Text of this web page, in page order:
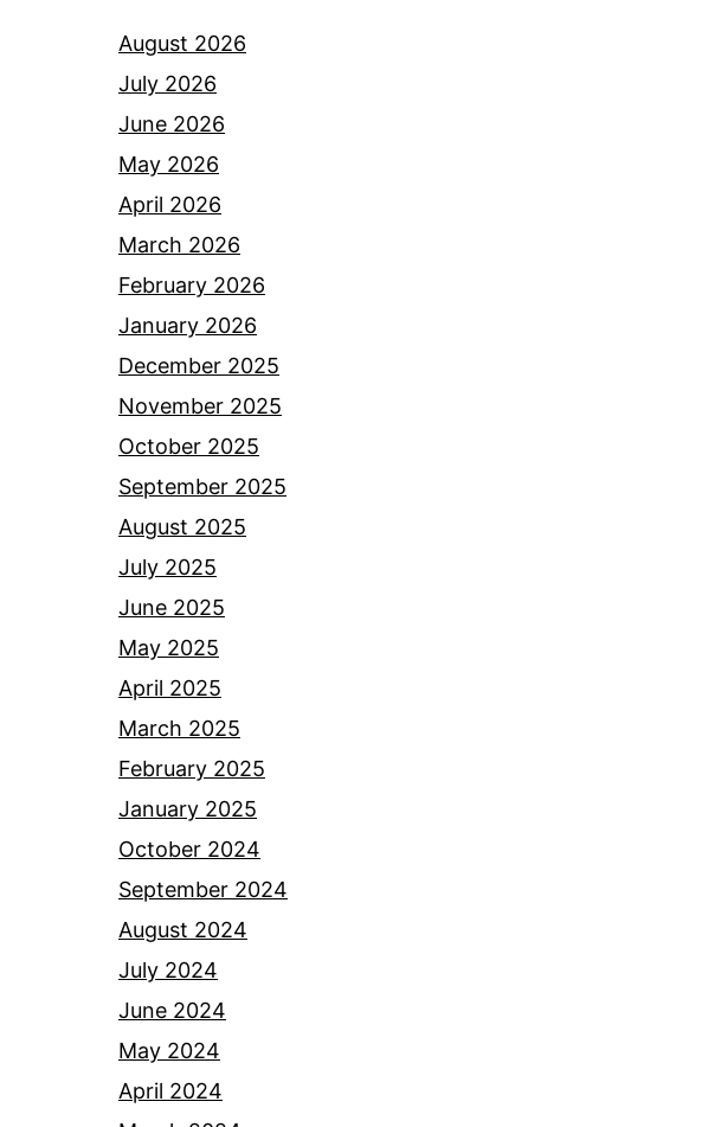
August 2026
July 2026
June 2026
May 2026
April 2026
March 2026
February 2026
January 2026
December 2025
November 2025
October 2025
September 2025
August 2025
July 2025
June 2025
May 2025
April 2025
March 2025
February 2025
January 2025
October 2024
September 2024
August 2024
July 2024
June 2024
May 2024
April 2024